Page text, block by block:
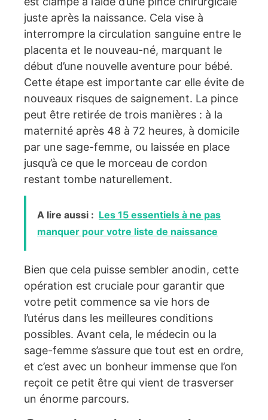
juste après la naissance. Cela vise à
interrompre la circulation sanguine entre le
placenta et le nouveau-né, marquant le
début d’une nouvelle aventure pour bébé.
Cette étape est importante car elle évite de
nouveaux risques de saignement. La pince
peut être retirée de trois manières : à la
maternité après 48 à 72 heures, à domicile
par une sage-femme, ou laissée en place
jusqu’à ce que le morceau de cordon
restant tombe naturellement.
A lire aussi : Les 15 essentiels à ne pas
manquer pour votre liste de naissance
Bien que cela puisse sembler anodin, cette
opération est cruciale pour garantir que
votre petit commence sa vie hors de
l’utérus dans les meilleures conditions
possibles. Avant cela, le médecin ou la
sage-femme s’assure que tout est en ordre,
et c’est avec un bonheur immense que l’on
reçoit ce petit être qui vient de trasverser
un énorme parcours.